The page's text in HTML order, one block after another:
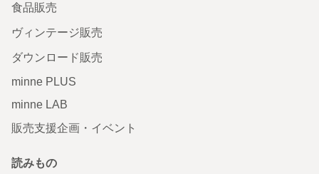
食品販売
ヴィンテージ販売
ダウンロード販売
minne PLUS
minne LAB
販売支援企画・イベント
読みもの